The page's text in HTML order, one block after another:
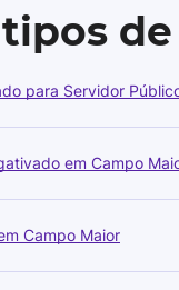
para Servidor
em Campo
Campo Maior